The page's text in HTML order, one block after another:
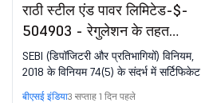
राठी स्टील एंड पावर लिमिटेड-$-
504903 - रेगुलेशन के तहत
कम्प्लायंस-सर्टिफिकेट. SEBI (DP)
विनियम, 2018 का 74(5)
SEBI (डिपॉजिटरी और प्रतिभागियों) विनियम,
2018 के विनियम 74(5) के संदर्भ में सर्टिफिकेट
बीएसई इंडिया3 सप्ताह 1 दिन पहले